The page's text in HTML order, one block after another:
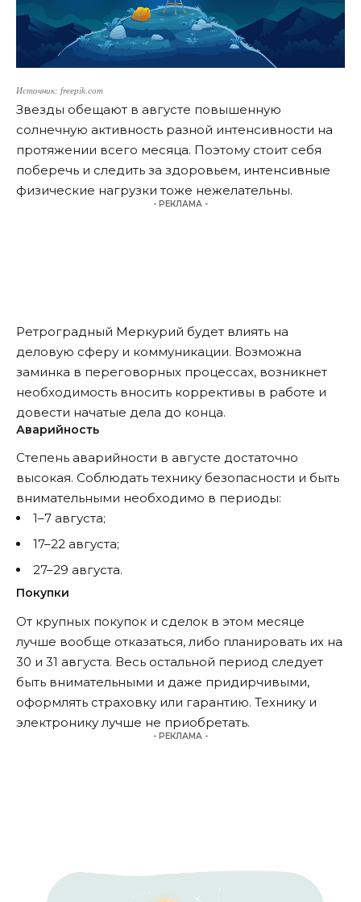
Источник: freepik.com
Звезды обещают в августе повышенную
солнечную активность разной интенсивности на
протяжении всего месяца. Поэтому стоит себя
поберечь и следить за здоровьем, интенсивные
физические нагрузки тоже нежелательны.
- РЕКЛАМА -
Ретроградный Меркурий будет влиять на
деловую сферу и коммуникации. Возможна
заминка в переговорных процессах, возникнет
необходимость вносить коррективы в работе и
довести начатые дела до конца.
Аварийность
Степень аварийности в августе достаточно
высокая. Соблюдать технику безопасности и быть
внимательными необходимо в периоды:
1–7 августа;
17–22 августа;
27–29 августа.
Покупки
От крупных покупок и сделок в этом месяце
лучше вообще отказаться, либо планировать их на
30 и 31 августа. Весь остальной период следует
быть внимательными и даже придирчивыми,
оформлять страховку или гарантию. Технику и
электронику лучше не приобретать.
- РЕКЛАМА -